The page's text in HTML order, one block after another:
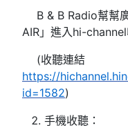
B & B Radio幫幫
AIR」進入hi-
(收聽連結
https://
id=1582)
手機收聽：